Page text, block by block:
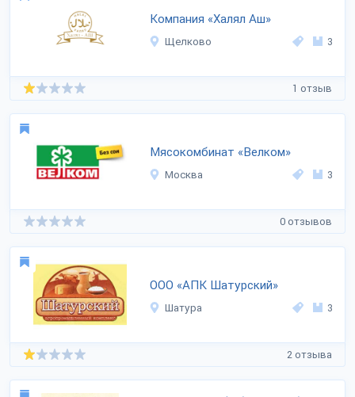
Компания «Халял Аш»
Щелково 3
1 отзыв
Мясокомбинат «Велком»
Москва 3
0 отзывов
ООО «АПК Шатурский»
Шатура 3
2 отзыва